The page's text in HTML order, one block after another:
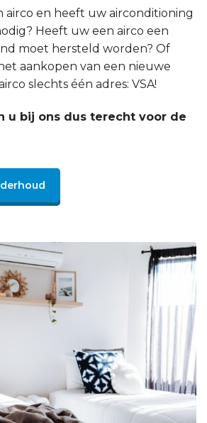
airco en heeft uw airconditioning
Heeft uw een airco een
moet hersteld worden? Of
aankopen van een nieuwe
slechts één adres: VSA!
u bij ons dus terecht voor de